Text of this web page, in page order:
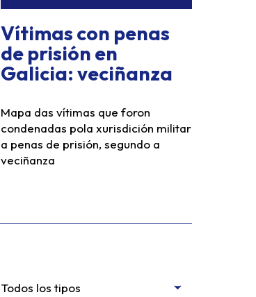
Vítimas con penas
de prisión en
Galicia: veciñanza
Mapa das vítimas que foron
condenadas pola xurisdición militar
a penas de prisión, segundo a
veciñanza